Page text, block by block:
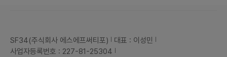
SF34(주식회사 에스에프써티포)
대표 : 이성민
사업자등록번호 : 227-81-25304